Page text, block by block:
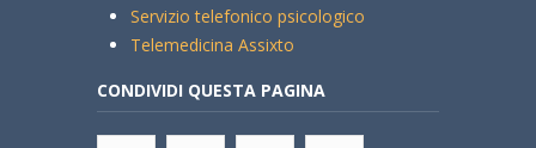
Servizio telefonico psicologico
Telemedicina Assixto
CONDIVIDI QUESTA PAGINA